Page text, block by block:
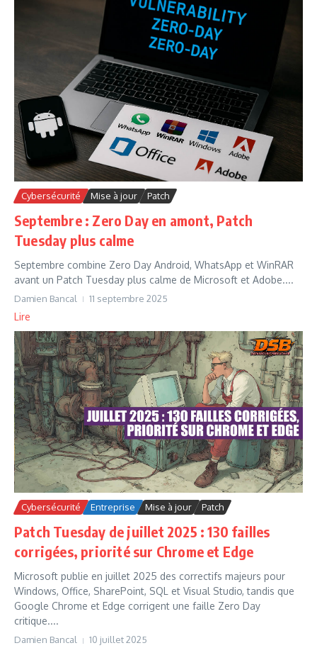
Cybersécurité Mise à jour Patch
Septembre : Zero Day en amont, Patch
Tuesday plus calme
Septembre combine Zero Day Android, WhatsApp et WinRAR
avant un Patch Tuesday plus calme de Microsoft et Adobe....
Damien Bancal 11 septembre 2025
Lire
Cybersécurité Entreprise Mise à jour Patch
Patch Tuesday de juillet 2025 : 130 failles
corrigées, priorité sur Chrome et Edge
Microsoft publie en juillet 2025 des correctifs majeurs pour
Windows, Office, SharePoint, SQL et Visual Studio, tandis que
Google Chrome et Edge corrigent une faille Zero Day
critique....
Damien Bancal 10 juillet 2025